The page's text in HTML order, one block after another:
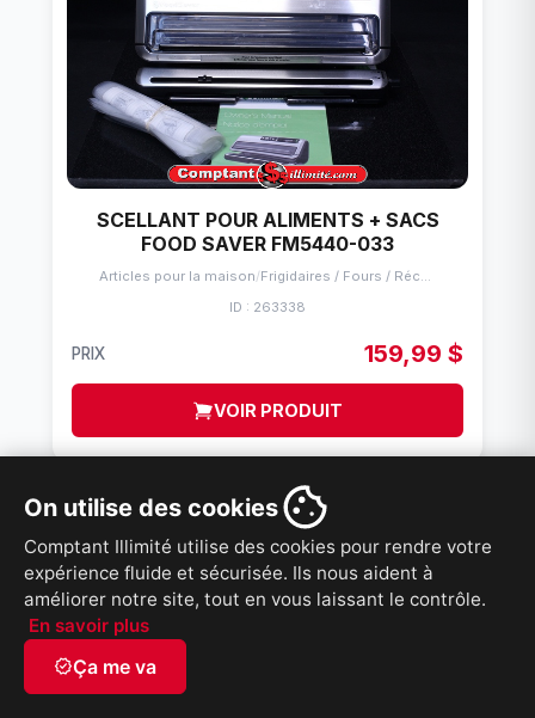
On utilise des cookies
Comptant Illimité utilise des cookies pour rendre votre
expérience fluide et sécurisée. Ils nous aident à
améliorer notre site, tout en vous laissant le contrôle.
En savoir plus
verifiedÇa me va
SCELLANT POUR ALIMENTS + SACS
FOOD SAVER FM5440-033
Articles pour la maison/
Frigidaires / Fours / Réchauds
ID : 263338
PRIX 159,99 $
VOIR PRODUIT
French